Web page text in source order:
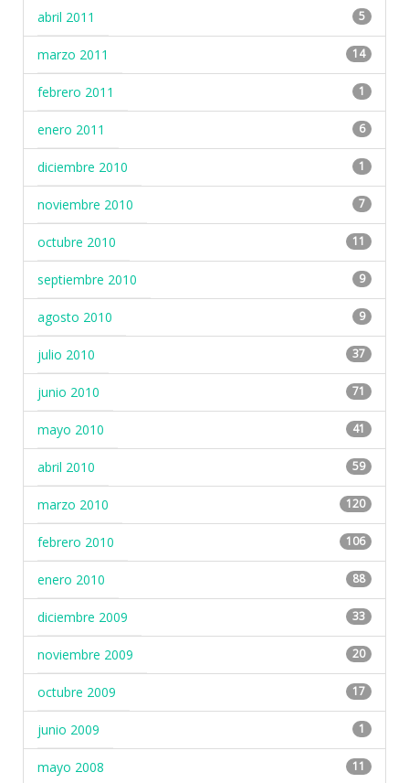
abril 2011 5
marzo 2011 14
febrero 2011 1
enero 2011 6
diciembre 2010 1
noviembre 2010 7
octubre 2010 11
septiembre 2010 9
agosto 2010 9
julio 2010 37
junio 2010 71
mayo 2010 41
abril 2010 59
marzo 2010 120
febrero 2010 106
enero 2010 88
diciembre 2009 33
noviembre 2009 20
octubre 2009 17
junio 2009 1
mayo 2008 11